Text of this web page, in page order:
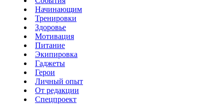
Начинающим
Тренировки
Здоровье
Мотивация
Питание
Экипировка
Гаджеты
Герои
Личный опыт
От редакции
Спецпроект